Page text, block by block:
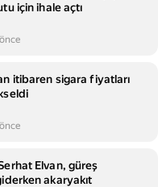
için ihale açtı
itibaren sigara fiyatları
Elvan, güreş
akaryakıt